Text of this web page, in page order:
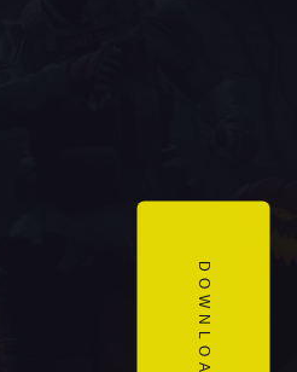
DOWNLOAD